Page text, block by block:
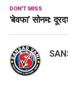
DON'T MISS
‘बेवफा’ सोनम: